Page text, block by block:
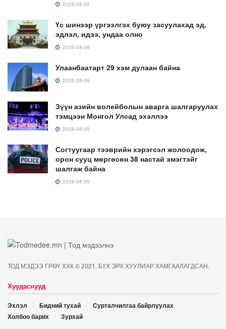
2026-08-06
Үс шинээр үргээлгэх буюу засуулахад эд,
эдлэл, идээ, ундаа олно
2026-08-06
Улаанбаатарт 29 хэм дулаан байна
2026-08-06
Зүүн азийн волейболын аварга шалгаруулах
тэмцээн Монгол Улсад эхэллээ
2026-08-05
Согтуугаар тээврийн хэрэгсэл жолоодож,
орон сууц мөргөсөн 38 настай эмэгтэйг
шалгаж байна
2026-08-05
ТОД МЭДЭЭ ГРӨҮ ХХК © 2021. БҮХ ЭРХ ХУУЛИАР ХАМГААЛАГДСАН.
Хуудаснууд
Эхлэл Бидний тухай
Сурталчилгаа байрлуулах
Холбоо барих
Зурхай